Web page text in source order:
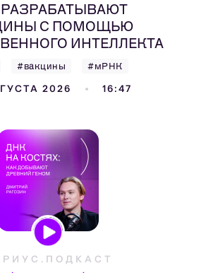
С ПОМОЩЬЮ
ИНТЕЛЛЕКТА
#вакцины #мРНК
2026 16:47